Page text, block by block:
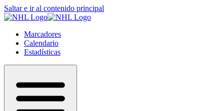
Saltar e ir al contenido principal
Marcadores
Calendario
Estadísticas